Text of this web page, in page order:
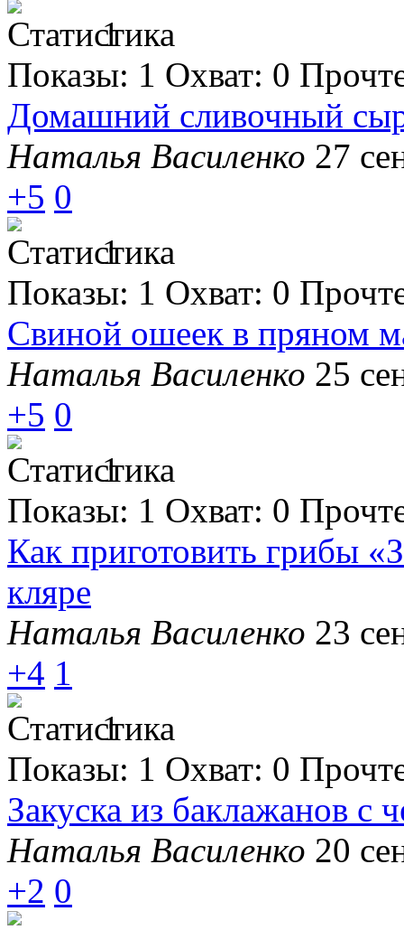
1
Показы: 1 Охват: 0
Домашний сливочный
Наталья Василенко 27
+5 0
1
Показы: 1 Охват: 0
Свиной ошеек в пряном
Наталья Василенко 25
+5 0
1
Показы: 1 Охват: 0
Как приготовить грибы
кляре
Наталья Василенко 23
+4 1
1
Показы: 1 Охват: 0
Закуска из баклажанов с
Наталья Василенко 20
+2 0